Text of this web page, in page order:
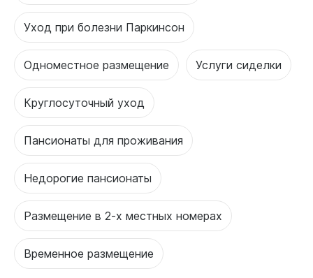
Уход при болезни Паркинсон
Одноместное размещение Услуги сиделки
Круглосуточный уход
Пансионаты для проживания
Недорогие пансионаты
Размещение в 2-х местных номерах
Временное размещение